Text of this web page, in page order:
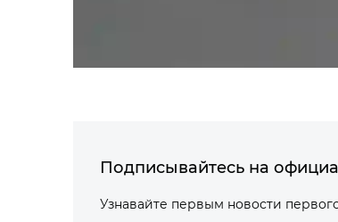
Подписывайтесь на
Узнавайте первым новости